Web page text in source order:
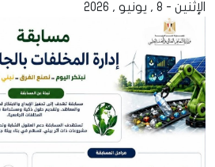
الإثنين - 8 , يونيو , 2026